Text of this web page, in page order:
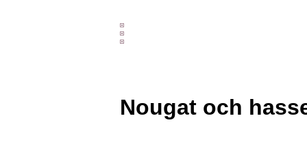
Nougat och